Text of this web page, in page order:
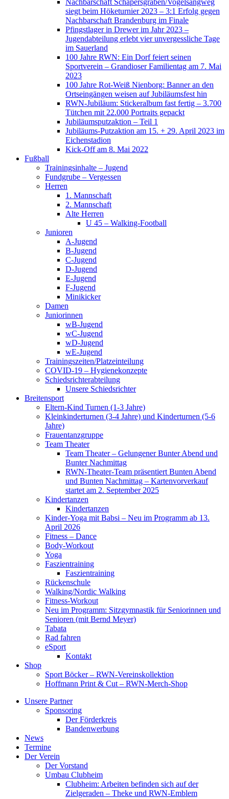
Nachbarschaft Schäpersgraben/Vogelsangweg
siegt beim Höketurnier 2023 – 3:1 Erfolg gegen
Nachbarschaft Brandenburg im Finale
Pfingstlager in Drewer im Jahr 2023 –
Jugendabteilung erlebt vier unvergessliche Tage
im Sauerland
100 Jahre RWN: Ein Dorf feiert seinen
Sportverein – Grandioser Familientag am 7. Mai
2023
100 Jahre Rot-Weiß Nienborg: Banner an den
Ortseingängen weisen auf Jubiläumsfest hin
RWN-Jubiläum: Stickeralbum fast fertig – 3.700
Tütchen mit 22.000 Portraits gepackt
Jubiläumsputzaktion – Teil 1
Jubiläums-Putzaktion am 15. + 29. April 2023 im
Eichenstadion
Kick-Off am 8. Mai 2022
Fußball
Trainingsinhalte – Jugend
Fundgrube – Vergessen
Herren
1. Mannschaft
2. Mannschaft
Alte Herren
U 45 – Walking-Football
Junioren
A-Jugend
B-Jugend
C-Jugend
D-Jugend
E-Jugend
F-Jugend
Minikicker
Damen
Juniorinnen
wB-Jugend
wC-Jugend
wD-Jugend
wE-Jugend
Trainingszeiten/Platzeinteilung
COVID-19 – Hygienekonzepte
Schiedsrichterabteilung
Unsere Schiedsrichter
Breitensport
Eltern-Kind Turnen (1-3 Jahre)
Kleinkinderturnen (3-4 Jahre) und Kinderturnen (5-6
Jahre)
Frauentanzgruppe
Team Theater
Team Theater – Gelungener Bunter Abend und
Bunter Nachmittag
RWN-Theater-Team präsentiert Bunten Abend
und Bunten Nachmittag – Kartenvorverkauf
startet am 2. September 2025
Kindertanzen
Kindertanzen
Kinder-Yoga mit Babsi – Neu im Programm ab 13.
April 2026
Fitness – Dance
Body-Workout
Yoga
Faszientraining
Faszientraining
Rückenschule
Walking/Nordic Walking
Fitness-Workout
Neu im Programm: Sitzgymnastik für Seniorinnen und
Senioren (mit Bernd Meyer)
Tabata
Rad fahren
eSport
Kontakt
Shop
Sport Böcker – RWN-Vereinskollektion
Hoffmann Print & Cut – RWN-Merch-Shop
Unsere Partner
Sponsoring
Der Förderkreis
Bandenwerbung
News
Termine
Der Verein
Der Vorstand
Umbau Clubheim
Clubheim: Arbeiten befinden sich auf der
Zielgeraden – Theke und RWN-Emblem